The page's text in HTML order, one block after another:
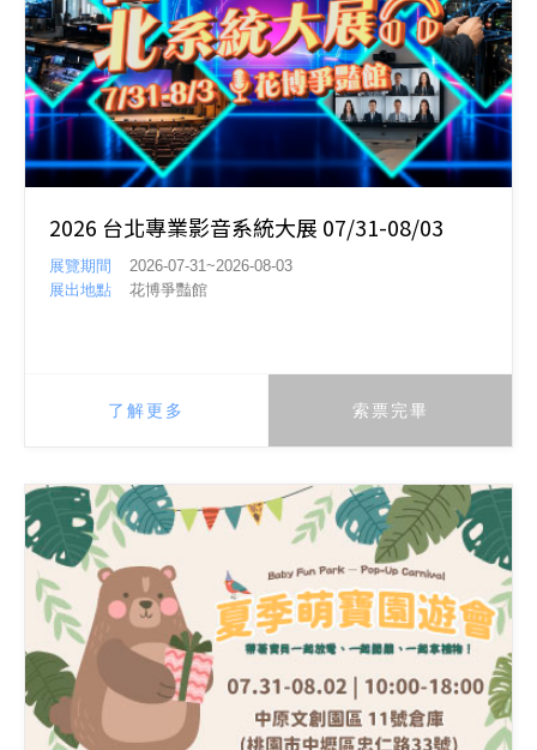
2026 台北專業影音系統大展 07/31-08/03
展覽期間
2026-07-31~2026-08-03
展出地點
花博爭豔館
了解更多 索票完畢